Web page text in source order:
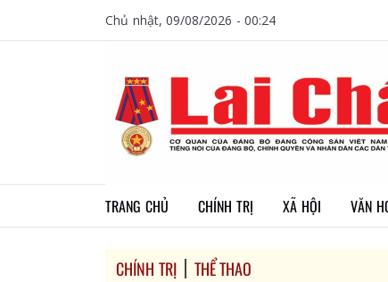
Chủ nhật, 09/08/2026 - 00:24
TRANG CHỦ CHÍNH TRỊ XÃ HỘI VĂN
CHÍNH TRỊ THỂ THAO